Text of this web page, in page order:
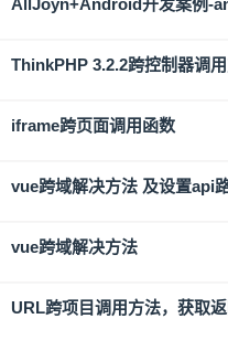
AllJoyn+Android开发案例-
ThinkPHP 3.2.2跨控制器调
iframe跨页面调用函数
vue跨域解决方法 及设置api
vue跨域解决方法
URL跨项目调用方法，获取